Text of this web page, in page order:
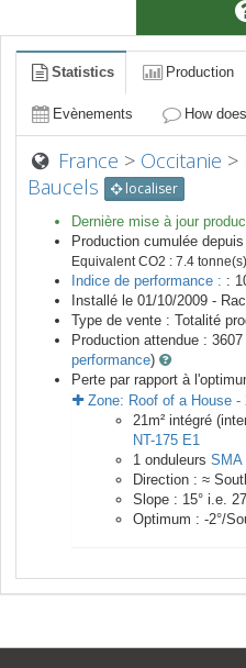
Statistics Production
Evènements How
France > Occitanie >
Baucels
localiser
Dernière mise à jour
Production cumulée
Equivalent CO2 : 7.4 tonne(s)
Indice de performance : :
Installé le 01/10/2009 -
Type de vente : Totalité
Production attendue : 3607
performance)
Perte par rapport à
Zone: Roof of a House -
21m² intégré
NT-175 E1
1 onduleurs SMA
Direction : ≈
Slope : 15° i.e. 27
Optimum : -2°/